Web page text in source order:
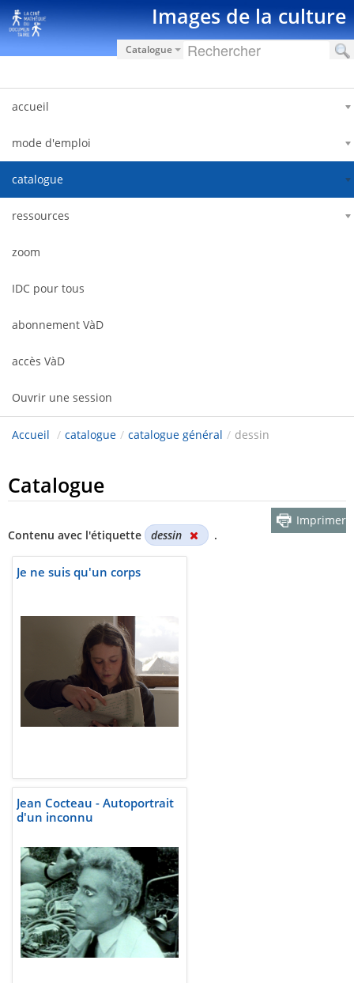
Saut au contenu Images de la culture
Catalogue
accueil
mode d'emploi
catalogue
ressources
zoom
IDC pour tous
abonnement VàD
accès VàD
Ouvrir une session
Accueil / catalogue / catalogue général / dessin
Catalogue
Contenu avec l'étiquette dessin .
Imprimer
Je ne suis qu'un corps
Jean Cocteau - Autoportrait
d'un inconnu